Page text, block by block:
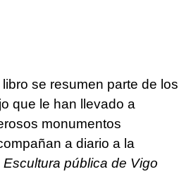
se resumen parte de los
que le han llevado a
monumentos
a diario a la
Escultura pública de Vigo